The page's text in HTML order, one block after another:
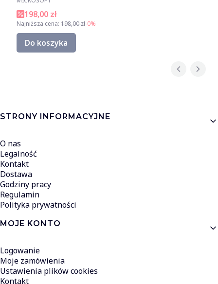
198,00 zł
Najniższa cena: 198,00 zł-0%
Do koszyka
Linki w stopce
STRONY INFORMACYJNE
O nas
Legalność
Kontakt
Dostawa
Godziny pracy
Regulamin
Polityka prywatności
MOJE KONTO
Logowanie
Moje zamówienia
Ustawienia plików cookies
Kontakt